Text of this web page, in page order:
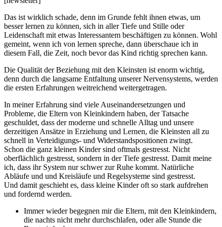
Das ist wirklich schade, denn im Grunde fehlt ihnen etwas, um
besser lernen zu können, sich in aller Tiefe und Stille oder
Leidenschaft mit etwas Interessantem beschäftigen zu können. Wohl
gemeint, wenn ich von lernen spreche, dann überschaue ich in
diesem Fall, die Zeit, noch bevor das Kind richtig sprechen kann.
Die Qualität der Beziehung mit den Kleinsten ist enorm wichtig,
denn durch die langsame Entfaltung unserer Nervensystems, werden
die ersten Erfahrungen weitreichend weitergetragen.
In meiner Erfahrung sind viele Auseinandersetzungen und
Probleme, die Eltern von Kleinkindern haben, der Tatsache
geschuldet, dass der moderne und schnelle Alltag und unsere
derzeitigen Ansätze in Erziehung und Lernen, die Kleinsten all zu
schnell in Verteidigungs- und Widerstandspositionen zwingt.
Schon die ganz kleinen Kinder sind oftmals gestresst. Nicht
oberflächlich gestresst, sondern in der Tiefe gestresst. Damit meine
ich, dass ihr System nur schwer zur Ruhe kommt. Natürliche
Abläufe und und Kreisläufe und Regelsysteme sind gestresst.
Und damit geschieht es, dass kleine Kinder oft so stark aufdrehen
und fordernd werden.
Immer wieder begegnen mir die Eltern, mit den Kleinkindern,
die nachts nicht mehr durchschlafen, oder alle Stunde die